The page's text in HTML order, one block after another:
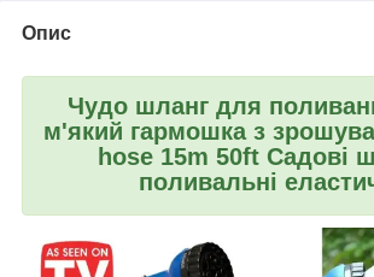
Опис
Чудо шланг для
м'який гармошка з
hose 15m 50ft Садові
поливальні